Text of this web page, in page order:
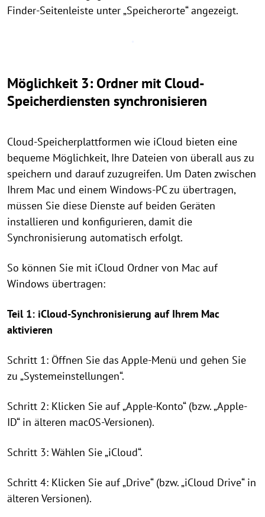
Finder-Seitenleiste unter „Speicherorte“ angezeigt.
Möglichkeit 3: Ordner mit Cloud-
Speicherdiensten synchronisieren
Cloud-Speicherplattformen wie iCloud bieten eine
bequeme Möglichkeit, Ihre Dateien von überall aus zu
speichern und darauf zuzugreifen. Um Daten zwischen
Ihrem Mac und einem Windows-PC zu übertragen,
müssen Sie diese Dienste auf beiden Geräten
installieren und konfigurieren, damit die
Synchronisierung automatisch erfolgt.
So können Sie mit iCloud Ordner von Mac auf
Windows übertragen:
Teil 1: iCloud-Synchronisierung auf Ihrem Mac
aktivieren
Schritt 1: Öffnen Sie das Apple-Menü und gehen Sie
zu „Systemeinstellungen“.
Schritt 2: Klicken Sie auf „Apple-Konto“ (bzw. „Apple-
ID“ in älteren macOS-Versionen).
Schritt 3: Wählen Sie „iCloud“.
Schritt 4: Klicken Sie auf „Drive“ (bzw. „iCloud Drive“ in
älteren Versionen).